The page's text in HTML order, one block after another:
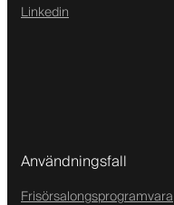
Linkedin
Användningsfall
Frisörsalongsprogramvara